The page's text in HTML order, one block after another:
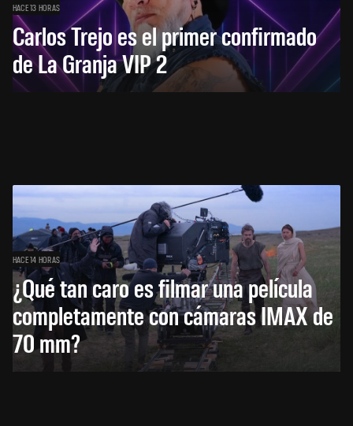
HACE 13 HORAS
Carlos Trejo es el primer confirmado
de La Granja VIP 2
HACE 14 HORAS
¿Qué tan caro es filmar una película
completamente con cámaras IMAX de
70 mm?